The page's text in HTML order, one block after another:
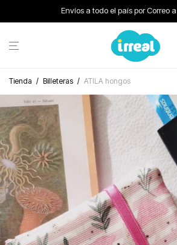
Envíos a todo el país por Correo
Tienda / Billeteras / ATILA hongos